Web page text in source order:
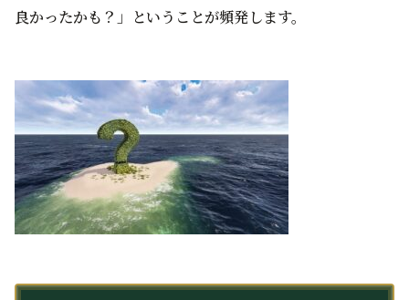
良かったかも？」ということが頻発します。